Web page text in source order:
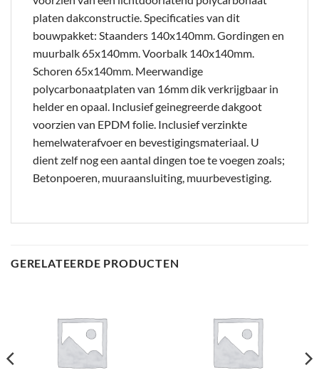
platen dakconstructie. Specificaties van dit
bouwpakket: Staanders 140x140mm. Gordingen en
muurbalk 65x140mm. Voorbalk 140x140mm.
Schoren 65x140mm. Meerwandige
polycarbonaatplaten van 16mm dik verkrijgbaar in
helder en opaal. Inclusief geinegreerde dakgoot
voorzien van EPDM folie. Inclusief verzinkte
hemelwaterafvoer en bevestigingsmateriaal. U
dient zelf nog een aantal dingen toe te voegen zoals;
Betonpoeren, muuraansluiting, muurbevestiging.
GERELATEERDE PRODUCTEN